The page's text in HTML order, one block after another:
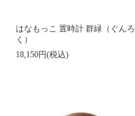
はなもっこ 置時計 群緑（ぐんろ
く）
18,150円(税込)